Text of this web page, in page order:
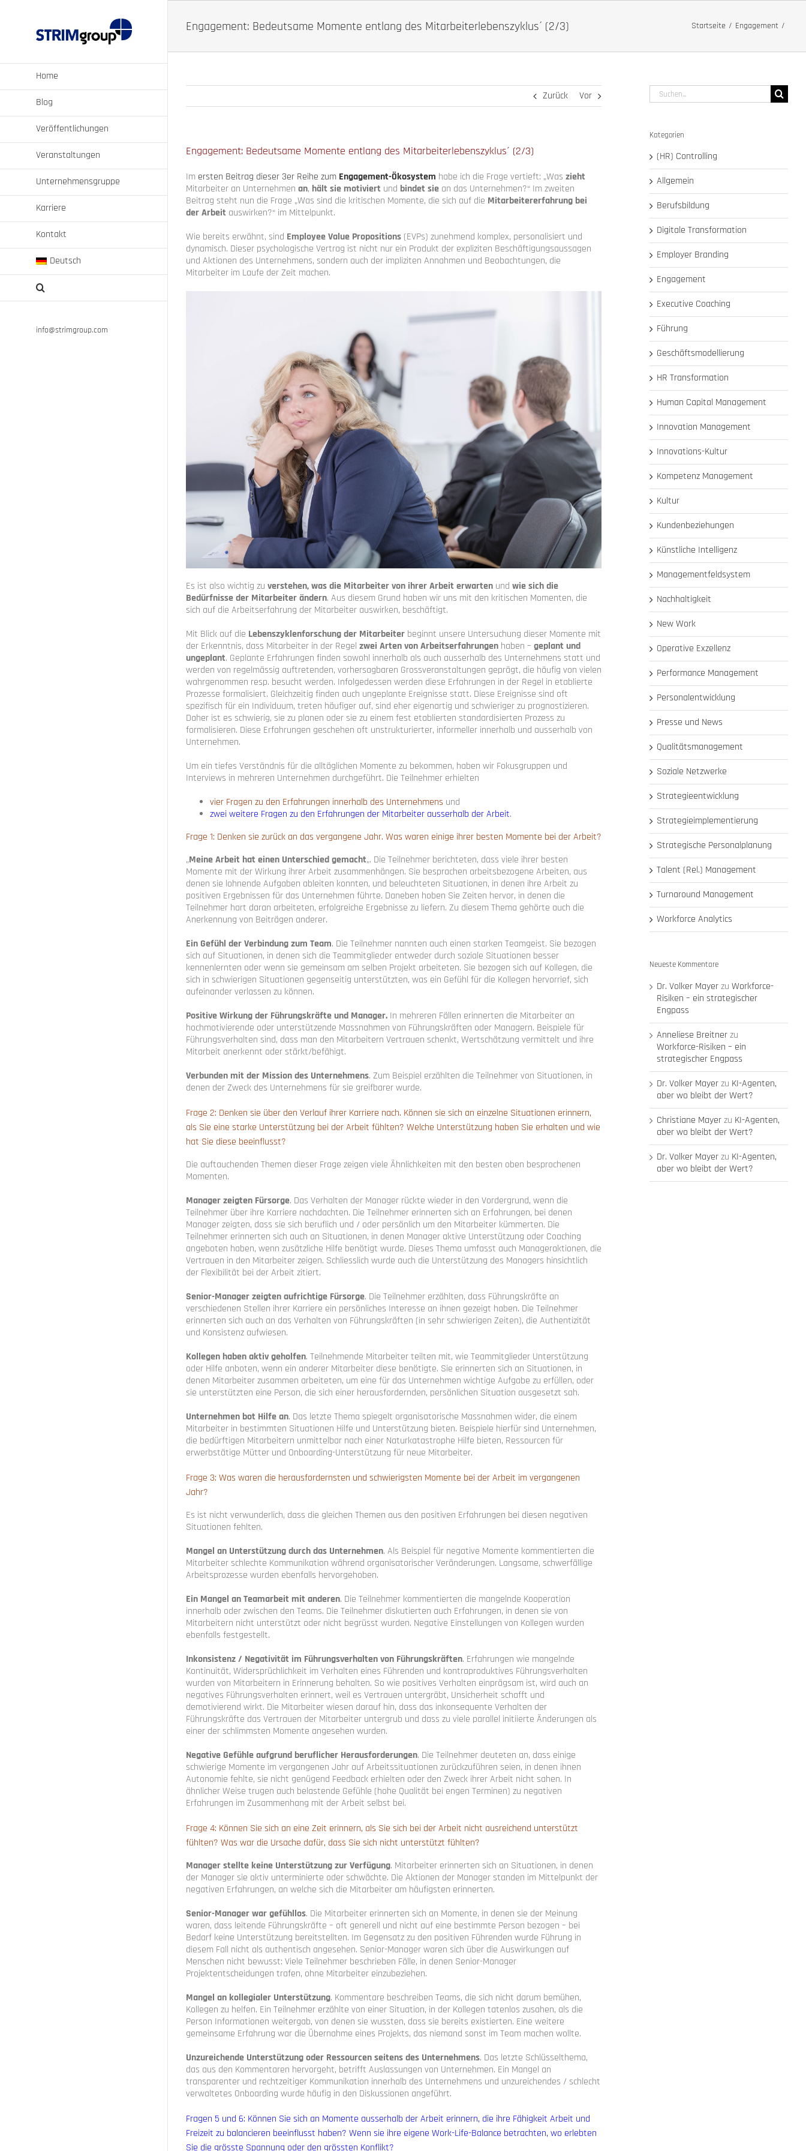
Home
Blog
Veröffentlichungen
Veranstaltungen
Unternehmensgruppe
Karriere
Kontakt
Deutsch
info@strimgroup.com
Engagement: Bedeutsame Momente entlang des Mitarbeiterlebenszyklus´ (2/3) Startseite Engagement
Zurück Vor
Engagement: Bedeutsame Momente entlang des Mitarbeiterlebenszyklus´ (2/3)
Im ersten Beitrag dieser 3er Reihe zum Engagement-Ökosystem habe ich die Frage vertieft: „Was zieht
Mitarbeiter an Unternehmen an, hält sie motiviert und bindet sie an das Unternehmen?“ Im zweiten
Beitrag steht nun die Frage „Was sind die kritischen Momente, die sich auf die Mitarbeitererfahrung bei
der Arbeit auswirken?“ im Mittelpunkt.
Wie bereits erwähnt, sind Employee Value Propositions (EVPs) zunehmend komplex, personalisiert und
dynamisch. Dieser psychologische Vertrag ist nicht nur ein Produkt der expliziten Beschäftigungsaussagen
und Aktionen des Unternehmens, sondern auch der impliziten Annahmen und Beobachtungen, die
Mitarbeiter im Laufe der Zeit machen.
Es ist also wichtig zu verstehen, was die Mitarbeiter von ihrer Arbeit erwarten und wie sich die
Bedürfnisse der Mitarbeiter ändern. Aus diesem Grund haben wir uns mit den kritischen Momenten, die
sich auf die Arbeitserfahrung der Mitarbeiter auswirken, beschäftigt.
Mit Blick auf die Lebenszyklenforschung der Mitarbeiter beginnt unsere Untersuchung dieser Momente mit
der Erkenntnis, dass Mitarbeiter in der Regel zwei Arten von Arbeitserfahrungen haben – geplant und
ungeplant. Geplante Erfahrungen finden sowohl innerhalb als auch ausserhalb des Unternehmens statt und
werden von regelmässig auftretenden, vorhersagbaren Grossveranstaltungen geprägt, die häufig von vielen
wahrgenommen resp. besucht werden. Infolgedessen werden diese Erfahrungen in der Regel in etablierte
Prozesse formalisiert. Gleichzeitig finden auch ungeplante Ereignisse statt. Diese Ereignisse sind oft
spezifisch für ein Individuum, treten häufiger auf, sind eher eigenartig und schwieriger zu prognostizieren.
Daher ist es schwierig, sie zu planen oder sie zu einem fest etablierten standardisierten Prozess zu
formalisieren. Diese Erfahrungen geschehen oft unstrukturierter, informeller innerhalb und ausserhalb von
Unternehmen.
Um ein tiefes Verständnis für die alltäglichen Momente zu bekommen, haben wir Fokusgruppen und
Interviews in mehreren Unternehmen durchgeführt. Die Teilnehmer erhielten
vier Fragen zu den Erfahrungen innerhalb des Unternehmens und
zwei weitere Fragen zu den Erfahrungen der Mitarbeiter ausserhalb der Arbeit.
Frage 1: Denken sie zurück an das vergangene Jahr. Was waren einige ihrer besten Momente bei der Arbeit?
„Meine Arbeit hat einen Unterschied gemacht„. Die Teilnehmer berichteten, dass viele ihrer besten
Momente mit der Wirkung ihrer Arbeit zusammenhängen. Sie besprachen arbeitsbezogene Arbeiten, aus
denen sie lohnende Aufgaben ableiten konnten, und beleuchteten Situationen, in denen ihre Arbeit zu
positiven Ergebnissen für das Unternehmen führte. Daneben hoben Sie Zeiten hervor, in denen die
Teilnehmer hart daran arbeiteten, erfolgreiche Ergebnisse zu liefern. Zu diesem Thema gehörte auch die
Anerkennung von Beiträgen anderer.
Ein Gefühl der Verbindung zum Team. Die Teilnehmer nannten auch einen starken Teamgeist. Sie bezogen
sich auf Situationen, in denen sich die Teammitglieder entweder durch soziale Situationen besser
kennenlernten oder wenn sie gemeinsam am selben Projekt arbeiteten. Sie bezogen sich auf Kollegen, die
sich in schwierigen Situationen gegenseitig unterstützten, was ein Gefühl für die Kollegen hervorrief, sich
aufeinander verlassen zu können.
Positive Wirkung der Führungskräfte und Manager. In mehreren Fällen erinnerten die Mitarbeiter an
hochmotivierende oder unterstützende Massnahmen von Führungskräften oder Managern. Beispiele für
Führungsverhalten sind, dass man den Mitarbeitern Vertrauen schenkt, Wertschätzung vermittelt und ihre
Mitarbeit anerkennt oder stärkt/befähigt.
Verbunden mit der Mission des Unternehmens. Zum Beispiel erzählten die Teilnehmer von Situationen, in
denen der Zweck des Unternehmens für sie greifbarer wurde.
Frage 2: Denken sie über den Verlauf ihrer Karriere nach. Können sie sich an einzelne Situationen erinnern,
als Sie eine starke Unterstützung bei der Arbeit fühlten? Welche Unterstützung haben Sie erhalten und wie
hat Sie diese beeinflusst?
Die auftauchenden Themen dieser Frage zeigen viele Ähnlichkeiten mit den besten oben besprochenen
Momenten.
Manager zeigten Fürsorge. Das Verhalten der Manager rückte wieder in den Vordergrund, wenn die
Teilnehmer über ihre Karriere nachdachten. Die Teilnehmer erinnerten sich an Erfahrungen, bei denen
Manager zeigten, dass sie sich beruflich und / oder persönlich um den Mitarbeiter kümmerten. Die
Teilnehmer erinnerten sich auch an Situationen, in denen Manager aktive Unterstützung oder Coaching
angeboten haben, wenn zusätzliche Hilfe benötigt wurde. Dieses Thema umfasst auch Manageraktionen, die
Vertrauen in den Mitarbeiter zeigen. Schliesslich wurde auch die Unterstützung des Managers hinsichtlich
der Flexibilität bei der Arbeit zitiert.
Senior-Manager zeigten aufrichtige Fürsorge. Die Teilnehmer erzählten, dass Führungskräfte an
verschiedenen Stellen ihrer Karriere ein persönliches Interesse an ihnen gezeigt haben. Die Teilnehmer
erinnerten sich auch an das Verhalten von Führungskräften (in sehr schwierigen Zeiten), die Authentizität
und Konsistenz aufwiesen.
Kollegen haben aktiv geholfen. Teilnehmende Mitarbeiter teilten mit, wie Teammitglieder Unterstützung
oder Hilfe anboten, wenn ein anderer Mitarbeiter diese benötigte. Sie erinnerten sich an Situationen, in
denen Mitarbeiter zusammen arbeiteten, um eine für das Unternehmen wichtige Aufgabe zu erfüllen, oder
sie unterstützten eine Person, die sich einer herausfordernden, persönlichen Situation ausgesetzt sah.
Unternehmen bot Hilfe an. Das letzte Thema spiegelt organisatorische Massnahmen wider, die einem
Mitarbeiter in bestimmten Situationen Hilfe und Unterstützung bieten. Beispiele hierfür sind Unternehmen,
die bedürftigen Mitarbeitern unmittelbar nach einer Naturkatastrophe Hilfe bieten, Ressourcen für
erwerbstätige Mütter und Onboarding-Unterstützung für neue Mitarbeiter.
Frage 3: Was waren die herausfordernsten und schwierigsten Momente bei der Arbeit im vergangenen
Jahr?
Es ist nicht verwunderlich, dass die gleichen Themen aus den positiven Erfahrungen bei diesen negativen
Situationen fehlten.
Mangel an Unterstützung durch das Unternehmen. Als Beispiel für negative Momente kommentierten die
Mitarbeiter schlechte Kommunikation während organisatorischer Veränderungen. Langsame, schwerfällige
Arbeitsprozesse wurden ebenfalls hervorgehoben.
Ein Mangel an Teamarbeit mit anderen. Die Teilnehmer kommentierten die mangelnde Kooperation
innerhalb oder zwischen den Teams. Die Teilnehmer diskutierten auch Erfahrungen, in denen sie von
Mitarbeitern nicht unterstützt oder nicht begrüsst wurden. Negative Einstellungen von Kollegen wurden
ebenfalls festgestellt.
Inkonsistenz / Negativität im Führungsverhalten von Führungskräften. Erfahrungen wie mangelnde
Kontinuität, Widersprüchlichkeit im Verhalten eines Führenden und kontraproduktives Führungsverhalten
wurden von Mitarbeitern in Erinnerung behalten. So wie positives Verhalten einprägsam ist, wird auch an
negatives Führungsverhalten erinnert, weil es Vertrauen untergräbt, Unsicherheit schafft und
demotivierend wirkt. Die Mitarbeiter wiesen darauf hin, dass das inkonsequente Verhalten der
Führungskräfte das Vertrauen der Mitarbeiter untergrub und dass zu viele parallel initiierte Änderungen als
einer der schlimmsten Momente angesehen wurden.
Negative Gefühle aufgrund beruflicher Herausforderungen. Die Teilnehmer deuteten an, dass einige
schwierige Momente im vergangenen Jahr auf Arbeitssituationen zurückzuführen seien, in denen ihnen
Autonomie fehlte, sie nicht genügend Feedback erhielten oder den Zweck ihrer Arbeit nicht sahen. In
ähnlicher Weise trugen auch belastende Gefühle (hohe Qualität bei engen Terminen) zu negativen
Erfahrungen im Zusammenhang mit der Arbeit selbst bei.
Frage 4: Können Sie sich an eine Zeit erinnern, als Sie sich bei der Arbeit nicht ausreichend unterstützt
fühlten? Was war die Ursache dafür, dass Sie sich nicht unterstützt fühlten?
Manager stellte keine Unterstützung zur Verfügung. Mitarbeiter erinnerten sich an Situationen, in denen
der Manager sie aktiv unterminierte oder schwächte. Die Aktionen der Manager standen im Mittelpunkt der
negativen Erfahrungen, an welche sich die Mitarbeiter am häufigsten erinnerten.
Senior-Manager war gefühllos. Die Mitarbeiter erinnerten sich an Momente, in denen sie der Meinung
waren, dass leitende Führungskräfte – oft generell und nicht auf eine bestimmte Person bezogen – bei
Bedarf keine Unterstützung bereitstellten. Im Gegensatz zu den positiven Führenden wurde Führung in
diesem Fall nicht als authentisch angesehen. Senior-Manager waren sich über die Auswirkungen auf
Menschen nicht bewusst: Viele Teilnehmer beschrieben Fälle, in denen Senior-Manager
Projektentscheidungen trafen, ohne Mitarbeiter einzubeziehen.
Mangel an kollegialer Unterstützung. Kommentare beschreiben Teams, die sich nicht darum bemühen,
Kollegen zu helfen. Ein Teilnehmer erzählte von einer Situation, in der Kollegen tatenlos zusahen, als die
Person Informationen weitergab, von denen sie wussten, dass sie bereits existierten. Eine weitere
gemeinsame Erfahrung war die Übernahme eines Projekts, das niemand sonst im Team machen wollte.
Unzureichende Unterstützung oder Ressourcen seitens des Unternehmens. Das letzte Schlüsselthema,
das aus den Kommentaren hervorgeht, betrifft Auslassungen von Unternehmen. Ein Mangel an
transparenter und rechtzeitiger Kommunikation innerhalb des Unternehmens und unzureichendes / schlecht
verwaltetes Onboarding wurde häufig in den Diskussionen angeführt.
Fragen 5 und 6: Können Sie sich an Momente ausserhalb der Arbeit erinnern, die ihre Fähigkeit Arbeit und
Freizeit zu balancieren beeinflusst haben? Wenn sie ihre eigene Work-Life-Balance betrachten, wo erlebten
Sie die grösste Spannung oder den grössten Konflikt?
Suche
nach:
Kategorien
(HR) Controlling
Allgemein
Berufsbildung
Digitale Transformation
Employer Branding
Engagement
Executive Coaching
Führung
Geschäftsmodellierung
HR Transformation
Human Capital Management
Innovation Management
Innovations-Kultur
Kompetenz Management
Kultur
Kundenbeziehungen
Künstliche Intelligenz
Managementfeldsystem
Nachhaltigkeit
New Work
Operative Exzellenz
Performance Management
Personalentwicklung
Presse und News
Qualitätsmanagement
Soziale Netzwerke
Strategieentwicklung
Strategieimplementierung
Strategische Personalplanung
Talent (Rel.) Management
Turnaround Management
Workforce Analytics
Neueste Kommentare
Dr. Volker MayerzuWorkforce-
Risiken – ein strategischer
Engpass
Anneliese Breitnerzu
Workforce-Risiken – ein
strategischer Engpass
Dr. Volker Mayerzu KI-Agenten,
aber wo bleibt der Wert?
Christiane Mayerzu KI-Agenten,
aber wo bleibt der Wert?
Dr. Volker Mayerzu KI-Agenten,
aber wo bleibt der Wert?